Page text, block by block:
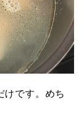
けです。めち